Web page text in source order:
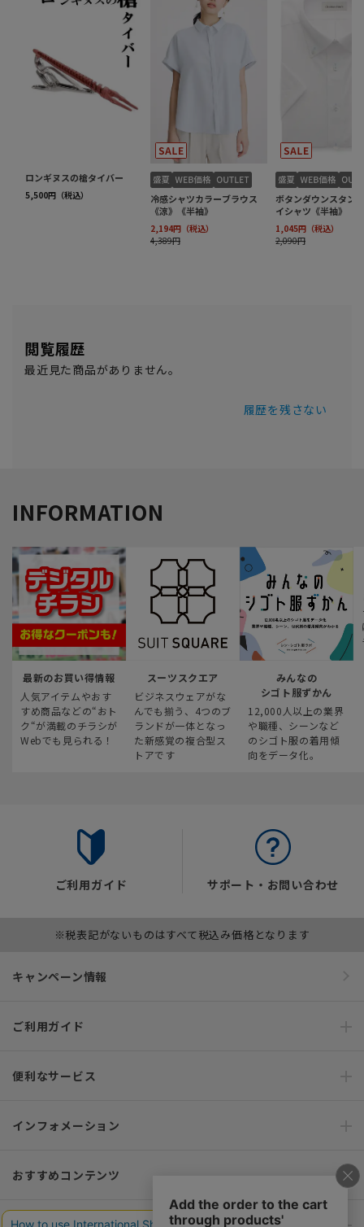
閲覧履歴
最近見た商品がありません。
履歴を残さない
INFORMATION
最新のお買い得情報
人気アイテムやおす
すめ商品などの“おト
ク“が満載のチラシが
Webでも見られる！
スーツスクエア
ビジネスウェアがな
んでも揃う、4つのブ
ランドが一体となっ
た新感覚の複合型ス
トアです
みんなの
シゴト服ずかん
12,000人以上の業界
や職種、シーンなど
のシゴト服の着用傾
向をデータ化。
ご利用ガイド サポート・お問い合わせ
※税表記がないものはすべて税込み価格となります
キャンペーン情報
ご利用ガイド
便利なサービス
インフォメーション
おすすめコンテンツ